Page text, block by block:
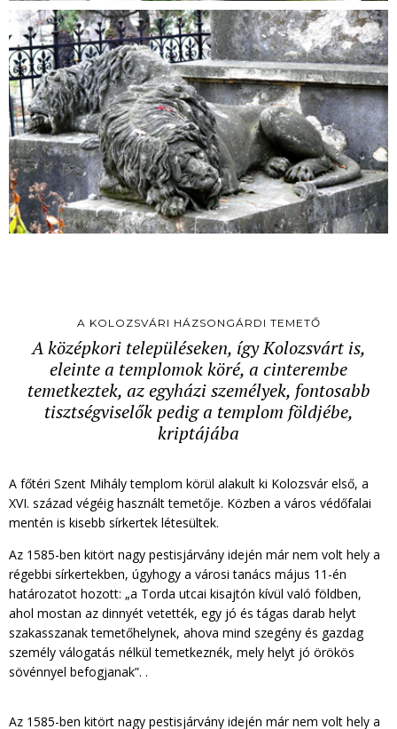
A KOLOZSVÁRI HÁZSONGÁRDI TEMETŐ
A középkori településeken, így Kolozsvárt is,
eleinte a templomok köré, a cinterembe
temetkeztek, az egyházi személyek, fontosabb
tisztségviselők pedig a templom földjébe,
kriptájába
A főtéri Szent Mihály templom körül alakult ki Kolozsvár első, a
XVI. század végéig használt temetője. Közben a város védőfalai
mentén is kisebb sírkertek létesültek.
Az 1585-ben kitört nagy pestisjárvány idején már nem volt hely a
régebbi sírkertekben, úgyhogy a városi tanács május 11-én
határozatot hozott: „a Torda utcai kisajtón kívül való földben,
ahol mostan az dinnyét vetették, egy jó és tágas darab helyt
szakasszanak temetőhelynek, ahova mind szegény és gazdag
személy válogatás nélkül temetkeznék, mely helyt jó örökös
sövénnyel befogjanak”. .
Az 1585-ben kitört nagy pestisjárvány idején már nem volt hely a